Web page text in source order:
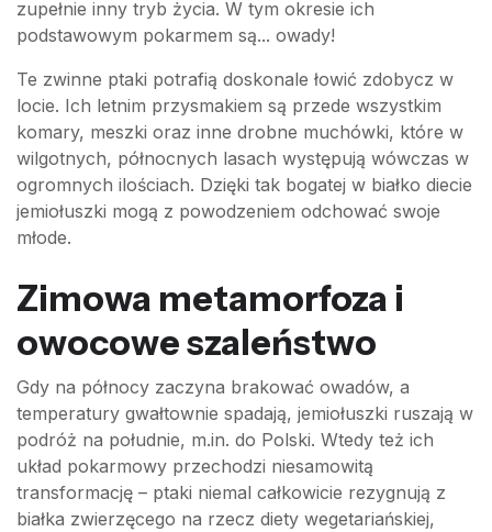
zupełnie inny tryb życia. W tym okresie ich
podstawowym pokarmem są... owady!
Te zwinne ptaki potrafią doskonale łowić zdobycz w
locie. Ich letnim przysmakiem są przede wszystkim
komary, meszki oraz inne drobne muchówki, które w
wilgotnych, północnych lasach występują wówczas w
ogromnych ilościach. Dzięki tak bogatej w białko diecie
jemiołuszki mogą z powodzeniem odchować swoje
młode.
Zimowa metamorfoza i
owocowe szaleństwo
Gdy na północy zaczyna brakować owadów, a
temperatury gwałtownie spadają, jemiołuszki ruszają w
podróż na południe, m.in. do Polski. Wtedy też ich
układ pokarmowy przechodzi niesamowitą
transformację – ptaki niemal całkowicie rezygnują z
białka zwierzęcego na rzecz diety wegetariańskiej,